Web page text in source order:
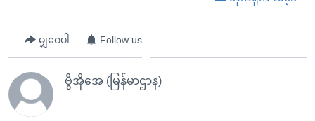
မျှဝေပါ Follow us
ဗွီအိုအေ (မြန်မာဌာန)